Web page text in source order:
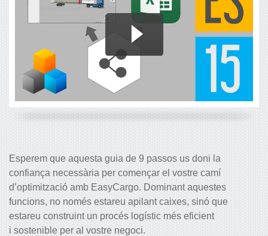
Esperem que aquesta guia de 9 passos us doni la
confiança necessària per començar el vostre camí
d’optimització amb EasyCargo. Dominant aquestes
funcions, no només estareu apilant caixes, sinó que
estareu construint un procés logístic més eficient
i sostenible per al vostre negoci.